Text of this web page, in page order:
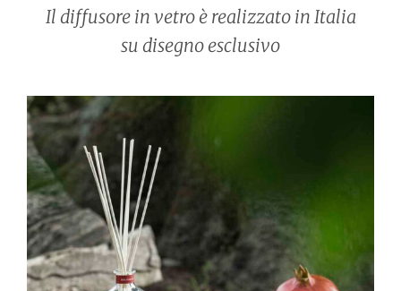
Il diffusore in vetro è realizzato in Italia
su disegno esclusivo